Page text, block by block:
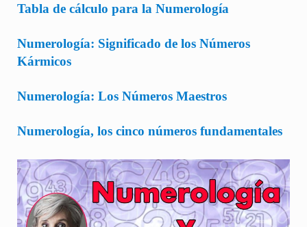
Tabla de cálculo para la Numerología
Numerología: Significado de los Números
Kármicos
Numerología: Los Números Maestros
Numerología, los cinco números fundamentales